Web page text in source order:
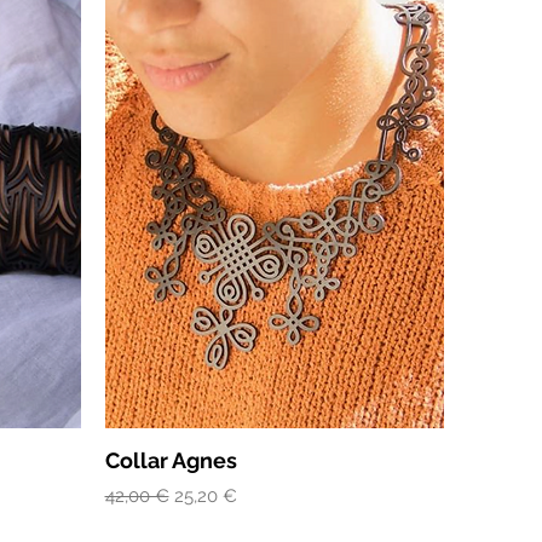
Collar Agnes
Precio
42,00 € Precio de oferta
25,20 €